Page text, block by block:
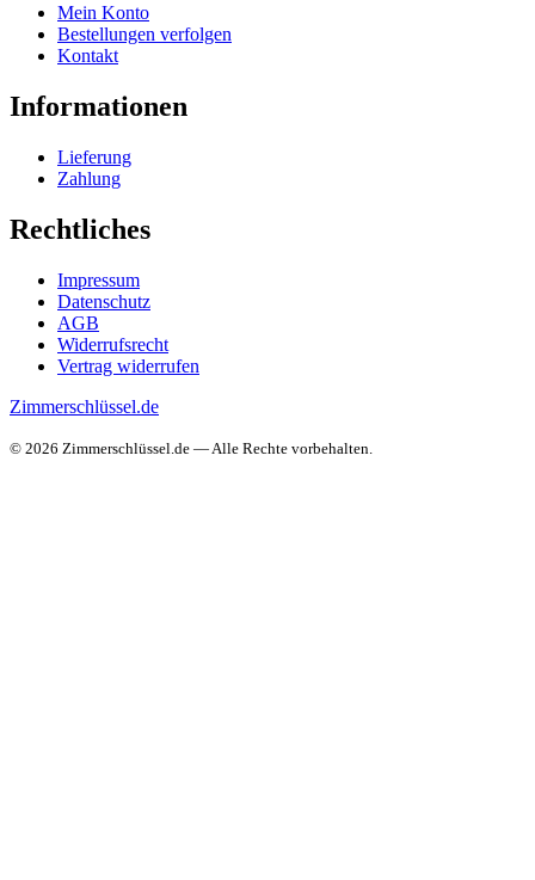
Mein Konto
Bestellungen verfolgen
Kontakt
Informationen
Lieferung
Zahlung
Rechtliches
Impressum
Datenschutz
AGB
Widerrufsrecht
Vertrag widerrufen
Zimmerschlüssel.de
© 2026 Zimmerschlüssel.de — Alle Rechte vorbehalten.